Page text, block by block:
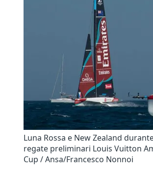
Luna Rossa e New Zealand
regate preliminari Louis Vuitton
Cup / Ansa/Francesco Nonnoi